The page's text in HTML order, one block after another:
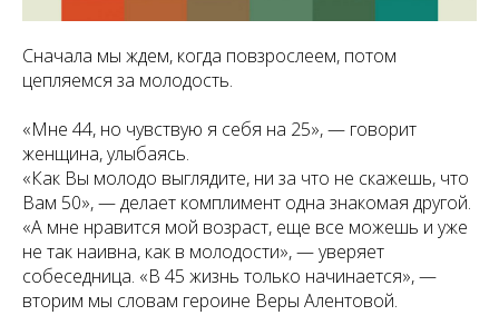
Сначала мы ждем, когда повзрослеем, потом
цепляемся за молодость.
«Мне 44, но чувствую я себя на 25», — говорит
женщина, улыбаясь.
«Как Вы молодо выглядите, ни за что не скажешь, что
Вам 50», — делает комплимент одна знакомая другой.
«А мне нравится мой возраст, еще все можешь и уже
не так наивна, как в молодости», — уверяет
собеседница. «В 45 жизнь только начинается», —
вторим мы словам героине Веры Алентовой.